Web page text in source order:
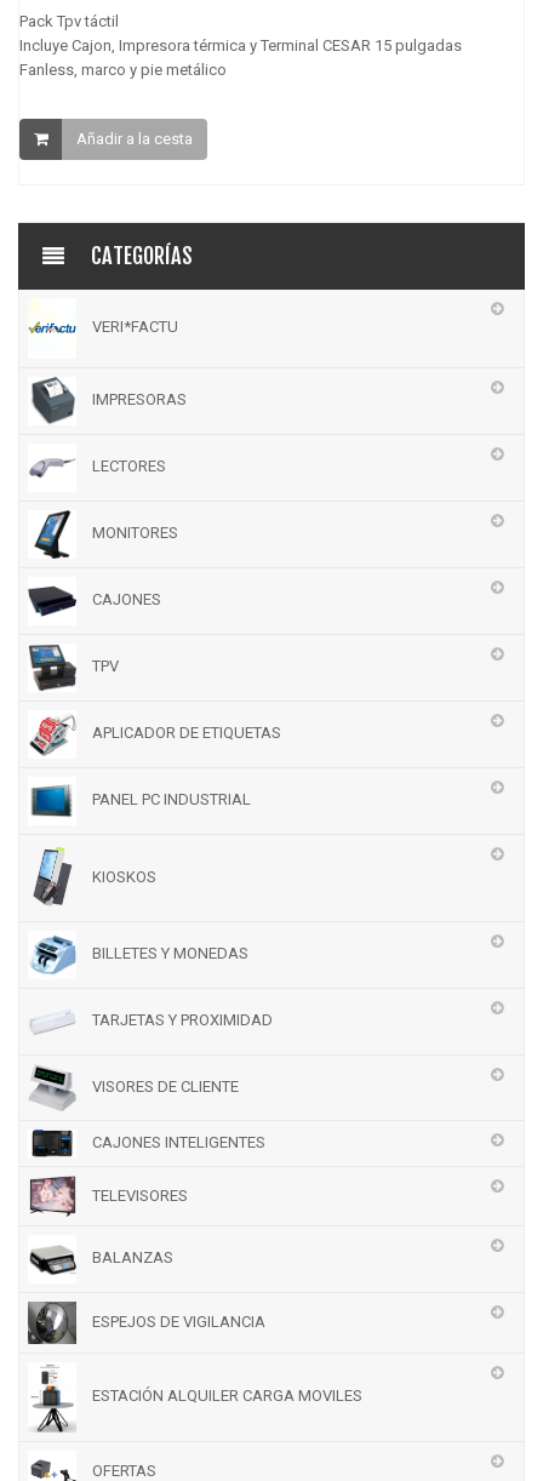
Pack Tpv táctil
Incluye Cajon, Impresora térmica y Terminal CESAR 15 pulgadas
Fanless, marco y pie metálico
Añadir a la cesta
CATEGORÍAS
VERI*FACTU
IMPRESORAS
LECTORES
MONITORES
CAJONES
TPV
APLICADOR DE ETIQUETAS
PANEL PC INDUSTRIAL
KIOSKOS
BILLETES Y MONEDAS
TARJETAS Y PROXIMIDAD
VISORES DE CLIENTE
CAJONES INTELIGENTES
TELEVISORES
BALANZAS
ESPEJOS DE VIGILANCIA
ESTACIÓN ALQUILER CARGA MOVILES
OFERTAS